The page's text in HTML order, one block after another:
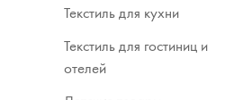
Текстиль для кухни
Текстиль для гостиниц и
отелей